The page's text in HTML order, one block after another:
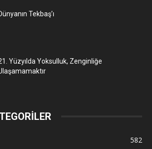
Tekbaş’ı
Yüzyılda Yoksulluk, Zenginliğe
582